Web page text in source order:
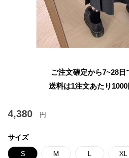
ご注文確定から7~28日
送料は1注文あたり 1000
4,380 円
サイズ
S M L XL